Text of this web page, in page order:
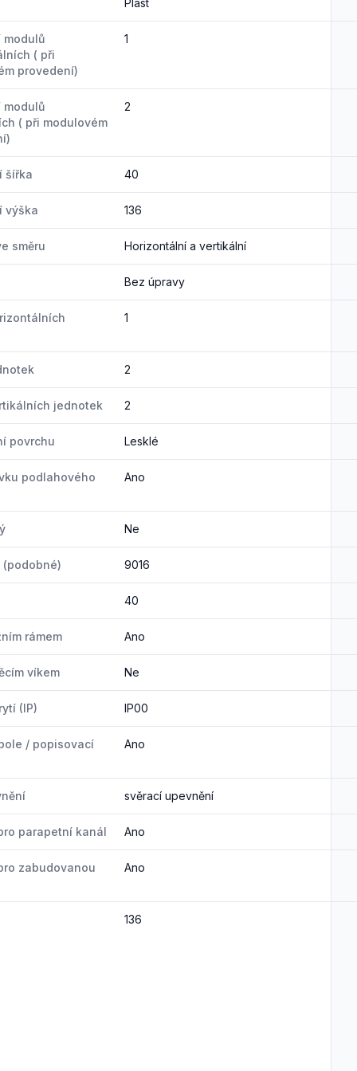
Plast
modulů
( při
provedení)
1
modulů
( při modulovém
2
šířka 40
výška 136
směru Horizontální a vertikální
Bez úpravy
1
2
jednotek 2
povrchu Lesklé
podlahového Ano
Ne
(podobné) 9016
40
rámem Ano
víkem Ne
(IP) IP00
/ popisovací Ano
svěrací upevnění
parapetní kanál Ano
zabudovanou Ano
136